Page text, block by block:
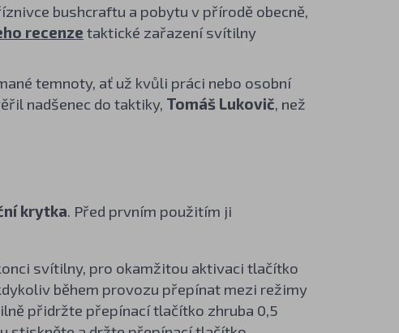
bushcraftu a pobytu v přírodě obecně,
recenze taktické zařazení svítilny
temnoty, ať už kvůli práci nebo osobní
nadšenec do taktiky, Tomáš Lukovič, než
krytka. Před prvním použitím ji
svítilny, pro okamžitou aktivaci tlačítko
během provozu přepínat mezi režimy
přidržte přepínací tlačítko zhruba 0,5